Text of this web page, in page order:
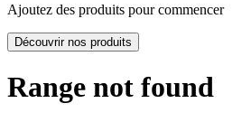
Ajoutez des produits pour commencer
Découvrir nos produits
Range not found